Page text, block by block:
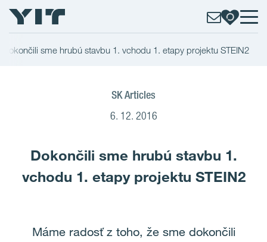
Dokončili sme hrubú stavbu 1. vchodu 1. etapy projektu STEIN2
SK Articles
6. 12. 2016
Dokončili sme hrubú stavbu 1.
vchodu 1. etapy projektu STEIN2
Máme radosť z toho, že sme dokončili